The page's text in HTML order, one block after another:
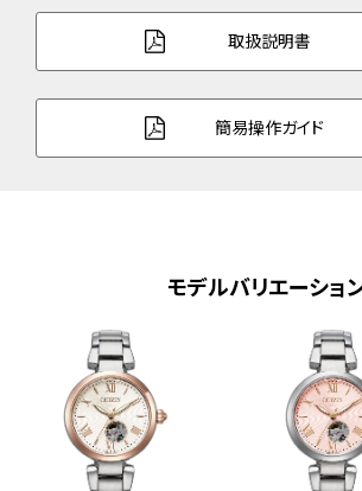
球面サファイアガラス
耐磁性能 １種耐磁
振動数：28,800回／
石数：21石
メーカー保証
国際保証3年間(購
CITIZENご登録で国
取扱説明書
簡易操作ガイド
モデルバリエーショ